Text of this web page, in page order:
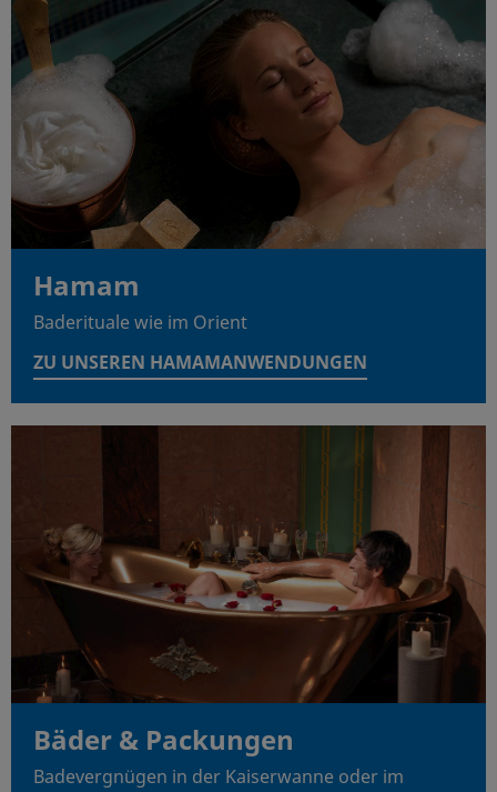
Hamam
Baderituale wie im Orient
ZU UNSEREN HAMAMANWENDUNGEN
Bäder & Packungen
Badevergnügen in der Kaiserwanne oder im